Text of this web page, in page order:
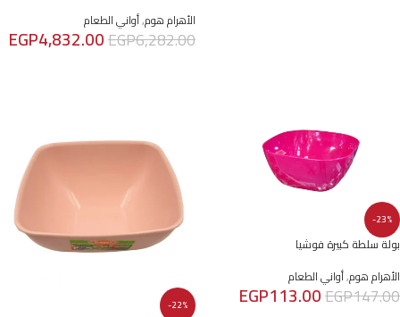
الأهرام هوم,أواني الطعام
EGP6,282.00
EGP4,832.00
-23%
بولة سلطة كبيرة فوشيا
الأهرام هوم,أواني الطعام
EGP147.00
EGP113.00
-22%